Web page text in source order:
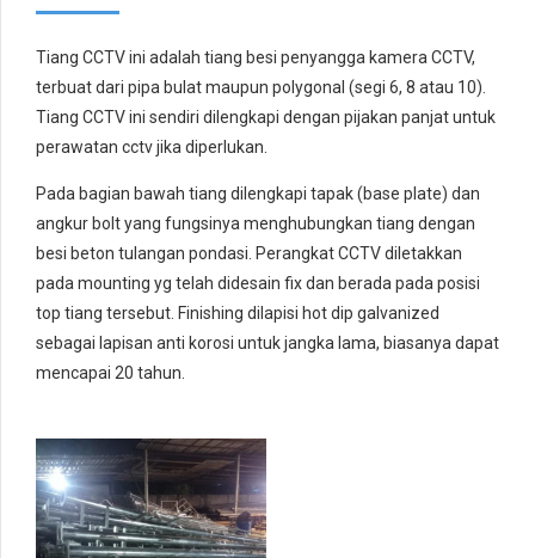
Tiang CCTV ini adalah tiang besi penyangga kamera CCTV,
terbuat dari pipa bulat maupun polygonal (segi 6, 8 atau 10).
Tiang CCTV ini sendiri dilengkapi dengan pijakan panjat untuk
perawatan cctv jika diperlukan.
Pada bagian bawah tiang dilengkapi tapak (base plate) dan
angkur bolt yang fungsinya menghubungkan tiang dengan
besi beton tulangan pondasi. Perangkat CCTV diletakkan
pada mounting yg telah didesain fix dan berada pada posisi
top tiang tersebut. Finishing dilapisi hot dip galvanized
sebagai lapisan anti korosi untuk jangka lama, biasanya dapat
mencapai 20 tahun.